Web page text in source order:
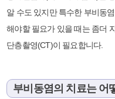
알 수도 있지만 특수한 부비동
해야할 필요가 있을 때는 좀더
단층촬영(CT)이 필요합니다.
부비동염의 치료는 어